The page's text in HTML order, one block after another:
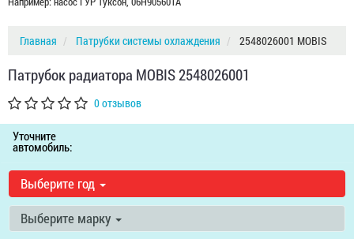
Главная Патрубки системы охлаждения 2548026001 MOBIS
Патрубок радиатора MOBIS 2548026001
0 отзывов
Уточните
автомобиль:
Выберите год
Выберите марку